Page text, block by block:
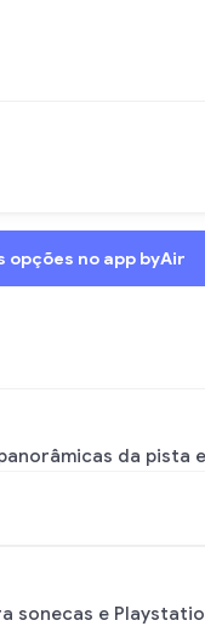
opções no app byAir
da pista
sonecas e